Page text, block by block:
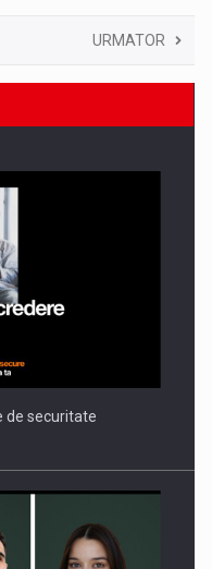
URMATOR
de securitate